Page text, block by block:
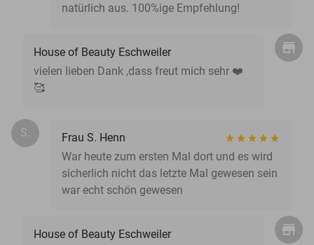
natürlich aus. 100%ige Empfehlung!
House of Beauty Eschweiler
vielen lieben Dank ,dass freut mich sehr ❤️
🥰
S.
Frau S. Henn
War heute zum ersten Mal dort und es wird
sicherlich nicht das letzte Mal gewesen sein
war echt schön gewesen
House of Beauty Eschweiler